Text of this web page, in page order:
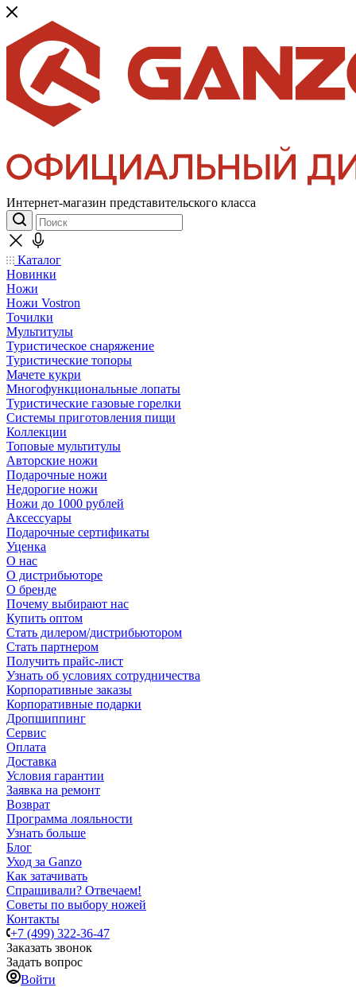
Интернет-магазин представительского класса
Каталог
Новинки
Ножи
Ножи Vostron
Точилки
Мультитулы
Туристическое снаряжение
Туристические топоры
Мачете кукри
Многофункциональные лопаты
Туристические газовые горелки
Системы приготовления пищи
Коллекции
Топовые мультитулы
Авторские ножи
Подарочные ножи
Недорогие ножи
Ножи до 1000 рублей
Аксессуары
Подарочные сертификаты
Уценка
О нас
О дистрибьюторе
О бренде
Почему выбирают нас
Купить оптом
Стать дилером/дистрибьютором
Стать партнером
Получить прайс-лист
Узнать об условиях сотрудничества
Корпоративные заказы
Корпоративные подарки
Дропшиппинг
Сервис
Оплата
Доставка
Условия гарантии
Заявка на ремонт
Возврат
Программа лояльности
Узнать больше
Блог
Уход за Ganzo
Как затачивать
Спрашивали? Отвечаем!
Советы по выбору ножей
Контакты
+7 (499) 322-36-47
Заказать звонок
Задать вопрос
Войти